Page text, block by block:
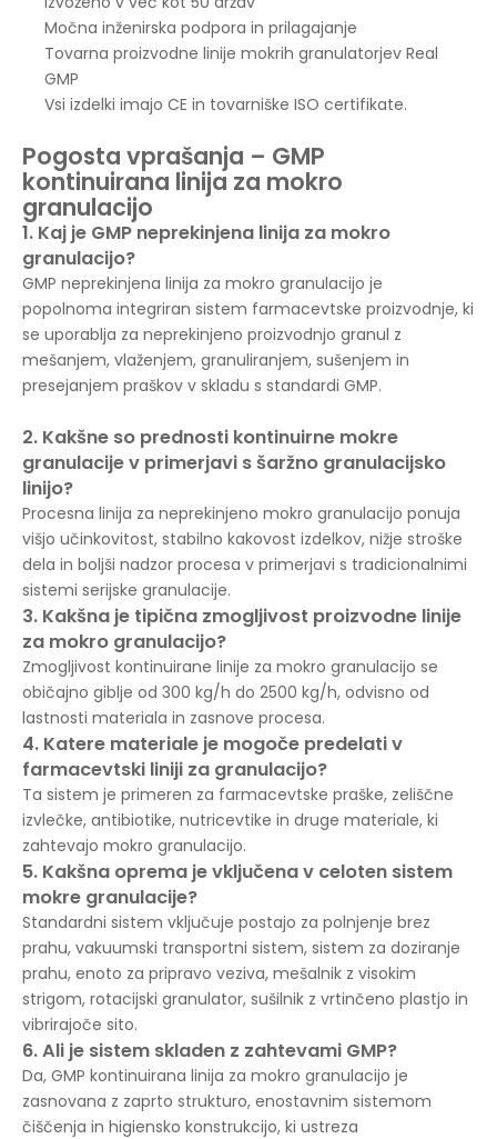
Močna inženirska podpora in prilagajanje
Tovarna proizvodne linije mokrih granulatorjev Real
GMP
Vsi izdelki imajo CE in tovarniške ISO certifikate.
Pogosta vprašanja – GMP
kontinuirana linija za mokro
granulacijo
1. Kaj je GMP neprekinjena linija za mokro
granulacijo?
GMP neprekinjena linija za mokro granulacijo je
popolnoma integriran sistem farmacevtske proizvodnje, ki
se uporablja za neprekinjeno proizvodnjo granul z
mešanjem, vlaženjem, granuliranjem, sušenjem in
presejanjem praškov v skladu s standardi GMP.
2. Kakšne so prednosti kontinuirne mokre
granulacije v primerjavi s šaržno granulacijsko
linijo?
Procesna linija za neprekinjeno mokro granulacijo ponuja
višjo učinkovitost, stabilno kakovost izdelkov, nižje stroške
dela in boljši nadzor procesa v primerjavi s tradicionalnimi
sistemi serijske granulacije.
3. Kakšna je tipična zmogljivost proizvodne linije
za mokro granulacijo?
Zmogljivost kontinuirane linije za mokro granulacijo se
običajno giblje od 300 kg/h do 2500 kg/h, odvisno od
lastnosti materiala in zasnove procesa.
4. Katere materiale je mogoče predelati v
farmacevtski liniji za granulacijo?
Ta sistem je primeren za farmacevtske praške, zeliščne
izvlečke, antibiotike, nutricevtike in druge materiale, ki
zahtevajo mokro granulacijo.
5. Kakšna oprema je vključena v celoten sistem
mokre granulacije?
Standardni sistem vključuje postajo za polnjenje brez
prahu, vakuumski transportni sistem, sistem za doziranje
prahu, enoto za pripravo veziva, mešalnik z visokim
strigom, rotacijski granulator, sušilnik z vrtinčeno plastjo in
vibrirajoče sito.
6. Ali je sistem skladen z zahtevami GMP?
Da, GMP kontinuirana linija za mokro granulacijo je
zasnovana z zaprto strukturo, enostavnim sistemom
čiščenja in higiensko konstrukcijo, ki ustreza